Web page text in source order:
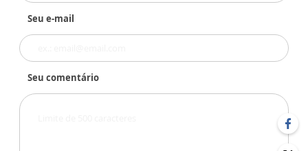
Seu e-mail
Seu comentário